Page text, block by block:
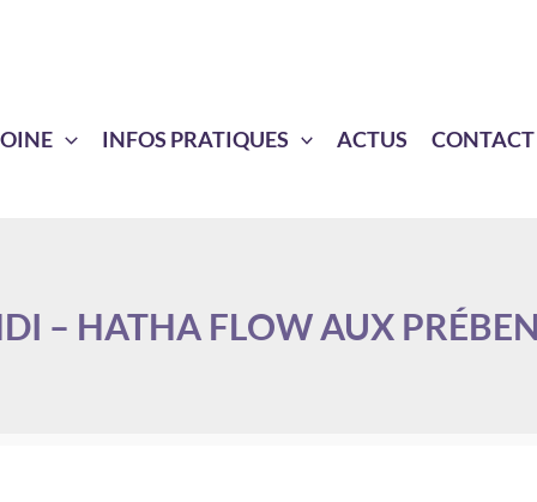
INFOS PRATIQUES ACTUS CONTACT
– HATHA FLOW AUX